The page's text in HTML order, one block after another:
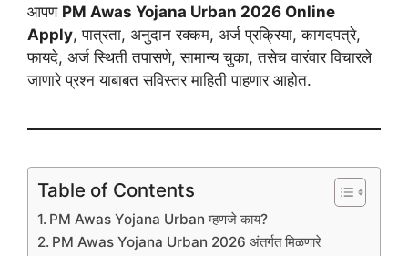
आपण PM Awas Yojana Urban 2026 Online
Apply, पात्रता, अनुदान रक्कम, अर्ज प्रक्रिया, कागदपत्रे,
फायदे, अर्ज स्थिती तपासणे, सामान्य चुका, तसेच वारंवार विचारले
जाणारे प्रश्न याबाबत सविस्तर माहिती पाहणार आहोत.
Table of Contents
PM Awas Yojana Urban म्हणजे काय?
PM Awas Yojana Urban 2026 अंतर्गत मिळणारे